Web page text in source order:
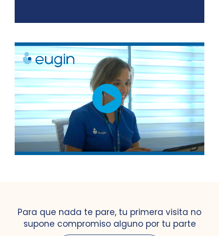
Para que nada te pare, tu primera visita no
supone compromiso alguno por tu parte